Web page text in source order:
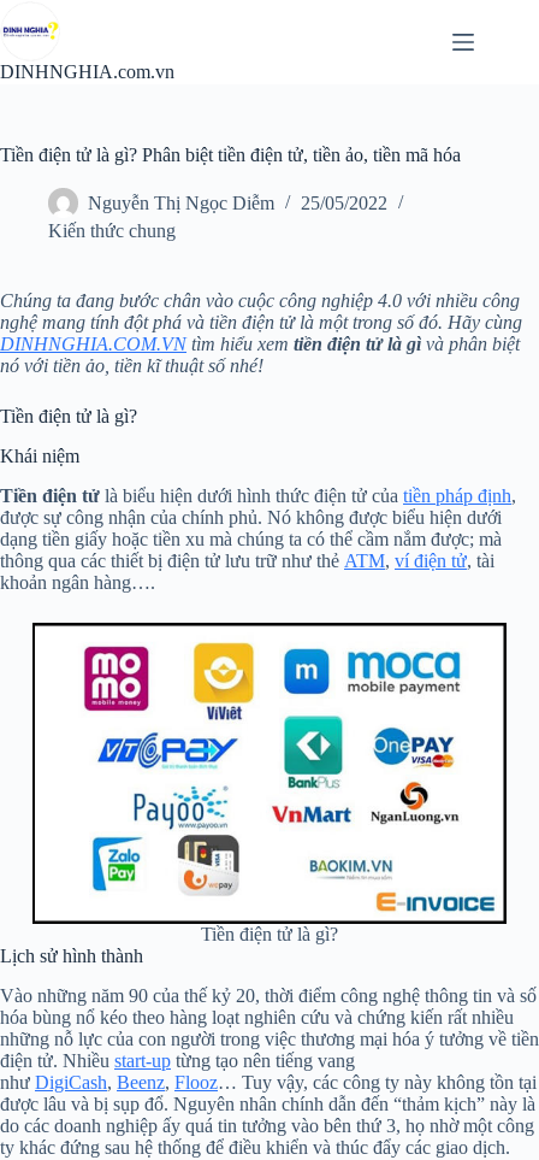
đến
nội
DINHNGHIA.com.vn
Tiền điện tử là gì? Phân biệt tiền điện tử, tiền ảo, tiền mã hóa
Nguyễn Thị Ngọc Diễm
25/05/2022
Kiến thức chung
Chúng ta đang bước chân vào cuộc công nghiệp 4.0 với nhiều công
nghệ mang tính đột phá và tiền điện tử là một trong số đó. Hãy cùng
DINHNGHIA.COM.VNtìm hiểu xem tiền điện tử là gì và phân biệt
nó với tiền ảo, tiền kĩ thuật số nhé!
Tiền điện tử là gì?
Khái niệm
Tiền điện tử là biểu hiện dưới hình thức điện tử của tiền pháp định,
được sự công nhận của chính phủ. Nó không được biểu hiện dưới
dạng tiền giấy hoặc tiền xu mà chúng ta có thể cầm nắm được; mà
thông qua các thiết bị điện tử lưu trữ như thẻ ATM, ví điện tử, tài
khoản ngân hàng….
Tiền điện tử là gì?
Lịch sử hình thành
Vào những năm 90 của thế kỷ 20, thời điểm công nghệ thông tin và số
hóa bùng nổ kéo theo hàng loạt nghiên cứu và chứng kiến rất nhiều
những nỗ lực của con người trong việc thương mại hóa ý tưởng về tiền
điện tử. Nhiều start-up từng tạo nên tiếng vang
như DigiCash, Beenz, Flooz… Tuy vậy, các công ty này không tồn tại
được lâu và bị sụp đổ. Nguyên nhân chính dẫn đến “thảm kịch” này là
do các doanh nghiệp ấy quá tin tưởng vào bên thứ 3, họ nhờ một công
ty khác đứng sau hệ thống để điều khiển và thúc đẩy các giao dịch.